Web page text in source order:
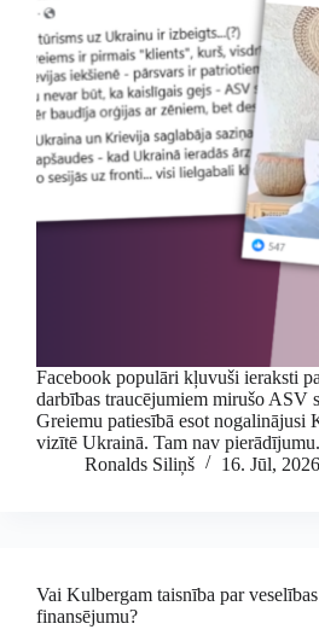
Facebook populāri kļuvuši ieraksti
darbības traucējumiem mirušo ASV
Greiemu patiesībā esot nogalinājusi
vizītē Ukrainā. Tam nav pierādījumu.
Ronalds Siliņš
16. Jūl, 2026
Vai Kulbergam taisnība par
finansējumu?